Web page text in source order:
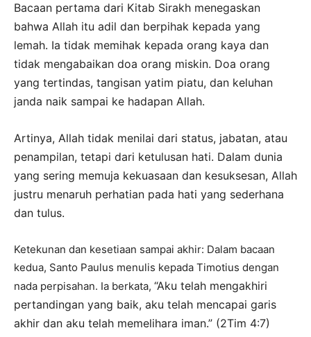
Bacaan pertama dari Kitab Sirakh menegaskan
bahwa Allah itu adil dan berpihak kepada yang
lemah. Ia tidak memihak kepada orang kaya dan
tidak mengabaikan doa orang miskin. Doa orang
yang tertindas, tangisan yatim piatu, dan keluhan
janda naik sampai ke hadapan Allah.
Artinya, Allah tidak menilai dari status, jabatan, atau
penampilan, tetapi dari ketulusan hati. Dalam dunia
yang sering memuja kekuasaan dan kesuksesan, Allah
justru menaruh perhatian pada hati yang sederhana
dan tulus.
Ketekunan dan kesetiaan sampai akhir: Dalam bacaan
kedua, Santo Paulus menulis kepada Timotius dengan
nada perpisahan. Ia berkata, “Aku telah mengakhiri
pertandingan yang baik, aku telah mencapai garis
akhir dan aku telah memelihara iman.” (2Tim 4:7)